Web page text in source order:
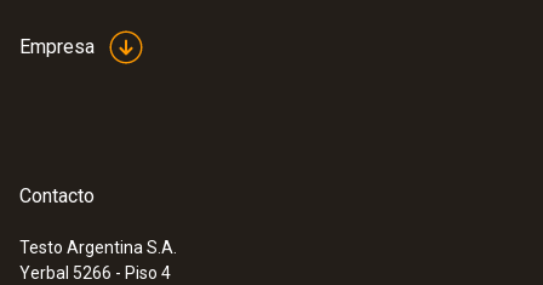
Empresa
Contacto
Testo Argentina S.A.
Yerbal 5266 - Piso 4